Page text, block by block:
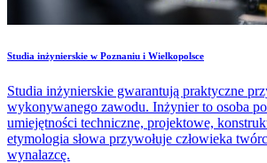
Studia inżynierskie w Poznaniu i Wielkopolsce
Studia inżynierskie gwarantują praktyczne
wykonywanego zawodu. Inżynier to osoba
umiejętności techniczne, projektowe,
etymologia słowa przywołuje człowieka
wynalazcę.